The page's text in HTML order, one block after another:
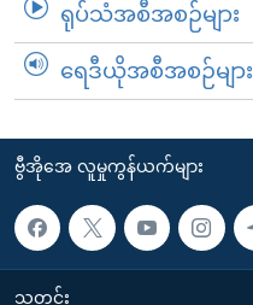
ရုပ်သံအစီအစဉ်များ
ရေဒီယိုအစီအစဉ်များ
ဗွီအိုအေ လူမှုကွန်ယက်များ
သတင်း